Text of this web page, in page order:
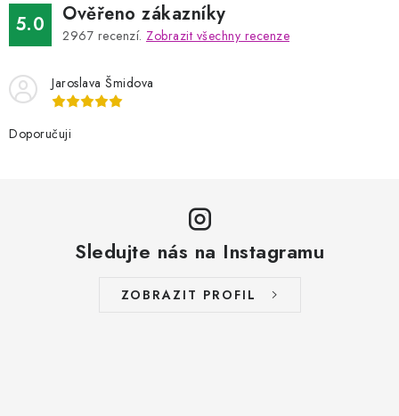
5.0 Ověřeno zákazníky
2967 recenzí. Zobrazit všechny recenze
Jaroslava Šmidova
Doporučuji
Sledujte nás na Instagramu
ZOBRAZIT PROFIL